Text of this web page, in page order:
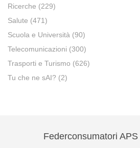
Ricerche (229)
Salute (471)
Scuola e Università (90)
Telecomunicazioni (300)
Trasporti e Turismo (626)
Tu che ne sAI? (2)
Federconsumatori